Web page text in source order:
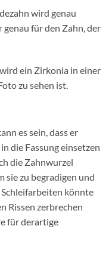
wird genau
für den Zahn, der
ein Zirkonia in einer
zu sehen ist.
es sein, dass er
die Fassung einsetzen
die Zahnwurzel
sie zu begradigen und
könnte
Rissen zerbrechen
für derartige